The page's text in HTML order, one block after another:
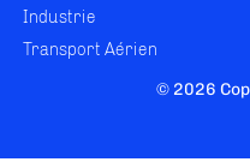
Industrie
Transport Aérien
© 2026